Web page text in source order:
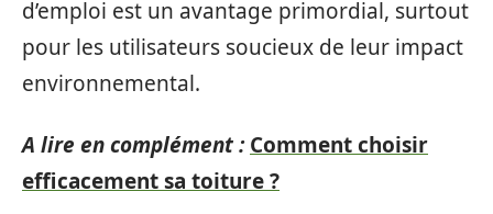
d’emploi est un avantage primordial, surtout
pour les utilisateurs soucieux de leur impact
environnemental.
A lire en complément : Comment choisir
efficacement sa toiture ?